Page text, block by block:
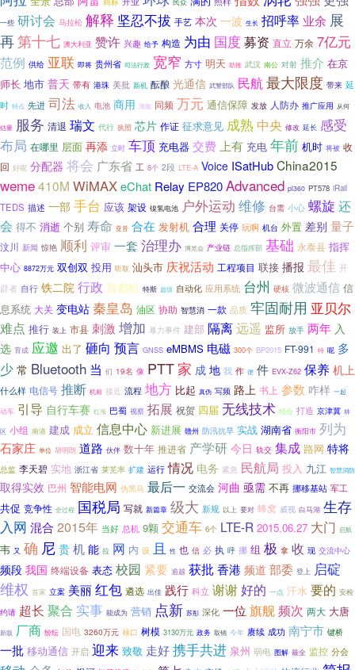
一些 研讨会 马拉松 解释 坚忍不拔 手艺 本次 一波 生长 招呼率 业余 展
再第十七 澳大利亚 赞许 兴趣 给予 构造 为由 国度 募资 直立 万余 7亿元
范例 供给 亚联 即将 贵州省 司法行政 宽窄 方寸 明天 助推 武汉 南公 对射 推介 在京
师长 地市 普天 带有 港珠 美批 新机 酝酿 光通信 武警部队 民航 最大限度 带来 延
时 特点 先进 司法 收入 电池 商用 潜能 同频 万元 通信保障 发放 人防办 推广应用 从何
估量 服务 清退 瑞文 代行 执照 芯片 作证 征求意见 成熟 中央 修改 延长 感受
布局 在哪里 层面 再添 立时 车顶 充电器 交费 上有 充电 年前 机时 将被 收
回 好呢 分配器 将会 广东省 工 8个 2段 LTE-A Voice ISatHubChina2015
weme410M WiMAXeChat Relay EP820Advanced pl360 PT578 iRail
TEDS 描述 一部 手台 应该 架设 镍氢电池 户外运动 维修 台需 小心 螺旋 还
会 得不 消逝 个别 寿命 亚音 合在 发射机 合理 关停 玩啊 机台 外置 差别 量子
汶川 新闻 惊艳 顺利 评审 一套 治理办 博览会 产业链 总指挥部 基础 永泰县 指挥
中心 8872万元 双创双 投用 听取 汕头市 庆祝活动 工程项目 联接 播报 最佳 开
辟者 自行 铁二院 行政 首都机 特斯 超级 自动化 应用系统 台州 硬核 微波通信 信
息系统 大关 变电站 秦皇岛 油区 协助 智慧消 一款 品质 牢固耐用 亚贝尔
难点 推行 装上 市县 刺激 增加 暴力事件 建部 隔离远遥 监所 放手 两年 入
选 育成 应邀 出了 砸向 预言 GNSS eMBMS 电磁 300个 BP2015 FT-991 特 呢 多
少 常 Bluetooth 当 们 19名 像 PTT 家 成 地 我 作 便 件 EVX-Z62 保养 机上
什么样 电信号 推断 机前 接近 流程 地方 比起 真伪 写频 路上 书上 参数 咋样 一起
动车 引导 自行车赛 红海 巴蜀 视察 拓展 祝贺 四届 无线技术 结合 打造 京津冀 林
区 小组 南港 建成 成立 信息中心 新进展 赣州 防汛抗旱 实战 湖南省 衡阳市 列为
石家庄 单位 胡明朗 道路 伙伴 数十年 推进省 产学研 今日 轨交 集成 路网 特将
总监 李天碧 实地 浙江省 莱芜率 扩建 运行 情况 电务 紧急 民航局 投入 九江 智慧消防
取得实效 巴州 智能电网 伪黑马 最后一 交流会 河曲 亟需 不再 挪移基站 军工
共促 竞争性 全过程 国税局 写就 新篇章 级大 新规 以上 要对 蜂窝 威视 白马湖 生存
入网 混合 2015年 当好 总机 9颗 交通车 6个 LTE-R 2015.06.27 大门 启航
韦 又 确 尼 贵 机能 拉 网 内 设 且 性 也 信 必 执 呼 挪 组 极 拿 收 现 交流中心
频段 我国 终端设备 表态 校园 紧要 逾越 获批香港 频道 部委 登上 启碇
维权 首家 立案 美丽红包 遴选 出佳 践行 科立 谢谢好的 一点 汗水 要的 安检
约请 超长 聚合 实事 能成为 营销 点新 苏彤 深化 一位 旗舰频次 两大 大唐
新版 厂商 纷纭 国电 3260万元 禄口 树模 3130万元 政务 取销 今年 赓续 成功 南宁市 键桥
一批 移动通信 开启 迎来 致敬 走好携手共进 泉州 弱电 图解 最全 监控 分会